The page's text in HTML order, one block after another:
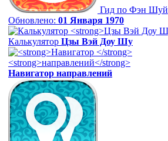
Гид по Фэн Шуй
Обновлено: 01 Января 1970
Калькулятор Цзы Вэй Доу Шу
Навигатор направлений